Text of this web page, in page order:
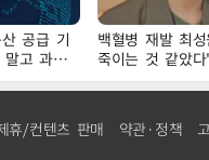
공급 기
말고 과감
백혈병 재발 최
죽이는 것 같았
휴/컨텐츠 판매 약관·정책